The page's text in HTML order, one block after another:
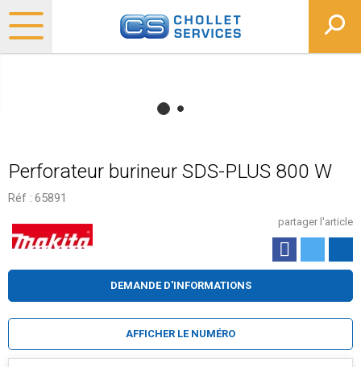
Perforateur burineur SDS-PLUS 800 W
Réf : 65891
partager l'article
DEMANDE D'INFORMATIONS
AFFICHER LE NUMÉRO